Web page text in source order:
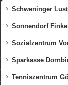
Schweninger
Sonnendorf
Sozialzentrum
Sparkasse
Tenniszentrum